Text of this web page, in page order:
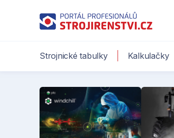
Strojnické tabulky Kalkulačky